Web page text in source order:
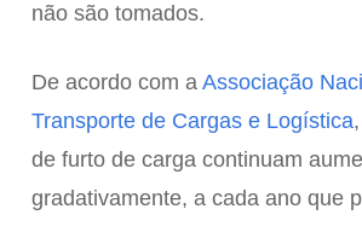
não são tomados.
De acordo com a Associação
Transporte de Cargas e Logística
de furto de carga continuam
gradativamente, a cada ano que